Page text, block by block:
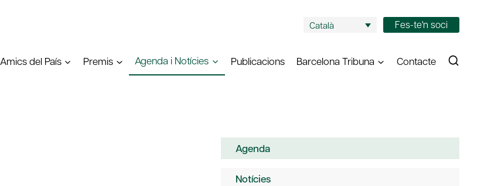
Català Fes-te'n soci
Amics del País Premis Agenda i Notícies Publicacions Barcelona Tribuna Contacte
Agenda
Notícies